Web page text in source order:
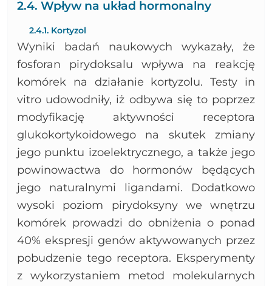
2.4. Wpływ na układ hormonalny
2.4.1. Kortyzol
Wyniki badań naukowych wykazały, że
fosforan pirydoksalu wpływa na reakcję
komórek na działanie kortyzolu. Testy in
vitro udowodniły, iż odbywa się to poprzez
modyfikację aktywności receptora
glukokortykoidowego na skutek zmiany
jego punktu izoelektrycznego, a także jego
powinowactwa do hormonów będących
jego naturalnymi ligandami. Dodatkowo
wysoki poziom pirydoksyny we wnętrzu
komórek prowadzi do obniżenia o ponad
40% ekspresji genów aktywowanych przez
pobudzenie tego receptora. Eksperymenty
z wykorzystaniem metod molekularnych